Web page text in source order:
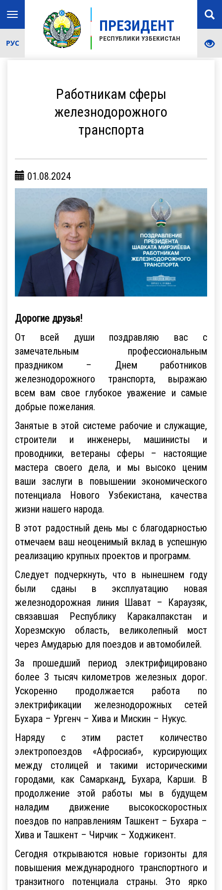
ПРЕЗИДЕНТ
РЕСПУБЛИКИ УЗБЕКИСТАН
Toggle
navigation
РУС
Работникам сферы
железнодорожного
транспорта
01.08.2024
Дорогие друзья!
От всей души поздравляю вас с
замечательным профессиональным
праздником – Днем работников
железнодорожного транспорта, выражаю
всем вам свое глубокое уважение и самые
добрые пожелания.
Занятые в этой системе рабочие и служащие,
строители и инженеры, машинисты и
проводники, ветераны сферы – настоящие
мастера своего дела, и мы высоко ценим
ваши заслуги в повышении экономического
потенциала Нового Узбекистана, качества
жизни нашего народа.
В этот радостный день мы с благодарностью
отмечаем ваш неоценимый вклад в успешную
реализацию крупных проектов и программ.
Следует подчеркнуть, что в нынешнем году
были сданы в эксплуатацию новая
железнодорожная линия Шават – Караузяк,
связавшая Республику Каракалпакстан и
Хорезмскую область, великолепный мост
через Амударью для поездов и автомобилей.
За прошедший период электрифицировано
более 3 тысяч километров железных дорог.
Ускоренно продолжается работа по
электрификации железнодорожных сетей
Бухара – Ургенч – Хива и Мискин – Нукус.
Наряду с этим растет количество
электропоездов «Афросиаб», курсирующих
между столицей и такими историческими
городами, как Самарканд, Бухара, Карши. В
продолжение этой работы мы в будущем
наладим движение высокоскоростных
поездов по направлениям Ташкент – Бухара –
Хива и Ташкент – Чирчик – Ходжикент.
Сегодня открываются новые горизонты для
повышения международного транспортного и
транзитного потенциала страны. Это ярко